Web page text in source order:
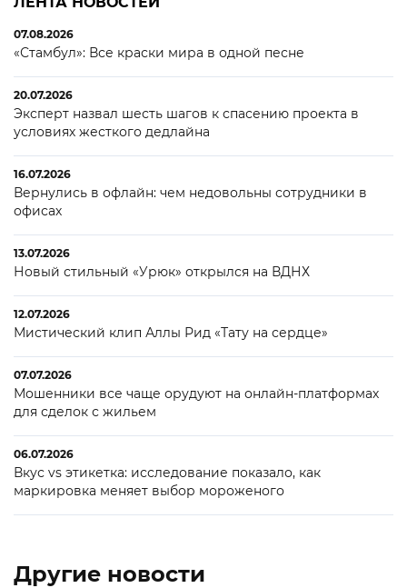
07.08.2026
«Стамбул»: Все краски мира в одной песне
20.07.2026
Эксперт назвал шесть шагов к спасению проекта в
условиях жесткого дедлайна
16.07.2026
Вернулись в офлайн: чем недовольны сотрудники в
офисах
13.07.2026
Новый стильный «Урюк» открылся на ВДНХ
12.07.2026
Мистический клип Аллы Рид «Тату на сердце»
07.07.2026
Мошенники все чаще орудуют на онлайн-платформах
для сделок с жильем
06.07.2026
Вкус vs этикетка: исследование показало, как
маркировка меняет выбор мороженого
Другие новости